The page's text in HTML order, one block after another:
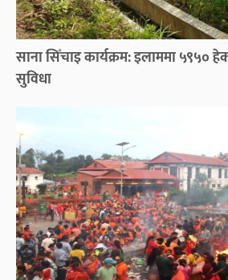
साना सिँचाइ कार्यक्रम: इलाममा ५९५०
सुविधा